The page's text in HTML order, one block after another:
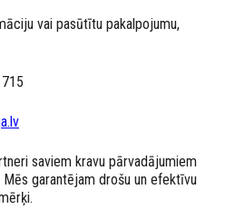
vai pasūtītu pakalpojumu,
saviem kravu pārvadājumiem
garantējam drošu un efektīvu